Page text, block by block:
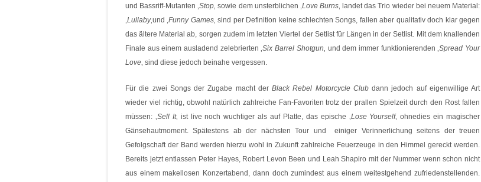
und Bassriff-Mutanten ‚Stop‚ sowie dem unsterblichen ‚Love Burns‚ landet das Trio wieder bei neuem Material:
‚Lullaby‚und ‚Funny Games‚ sind per Definition keine schlechten Songs, fallen aber qualitativ doch klar gegen
das ältere Material ab, sorgen zudem im letzten Viertel der Setlist für Längen in der Setlist. Mit dem knallenden
Finale aus einem ausladend zelebrierten ‚Six Barrel Shotgun‚ und dem immer funktionierenden ‚Spread Your
Love‚ sind diese jedoch beinahe vergessen.
Für die zwei Songs der Zugabe macht der Black Rebel Motorcycle Clubdann jedoch auf eigenwillige Art
wieder viel richtig, obwohl natürlich zahlreiche Fan-Favoriten trotz der prallen Spielzeit durch den Rost fallen
müssen: ‚Sell It‚ ist live noch wuchtiger als auf Platte, das epische ‚Lose Yourself‚ ohnedies ein magischer
Gänsehautmoment. Spätestens ab der nächsten Tour und einiger Verinnerlichung seitens der treuen
Gefolgschaft der Band werden hierzu wohl in Zukunft zahlreiche Feuerzeuge in den Himmel gereckt werden.
Bereits jetzt entlassen Peter Hayes, Robert Levon Been und Leah Shapiro mit der Nummer wenn schon nicht
aus einem makellosen Konzertabend, dann doch zumindest aus einem weitestgehend zufriedenstellenden.